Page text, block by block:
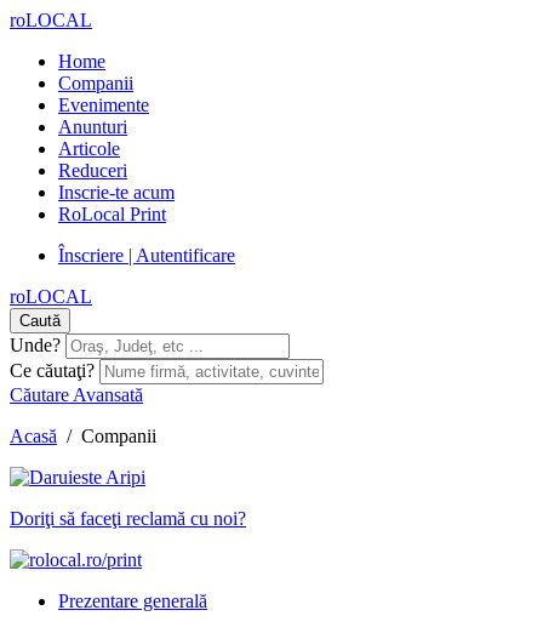
roLOCAL
Home
Companii
Evenimente
Anunturi
Articole
Reduceri
Inscrie-te acum
RoLocal Print
Înscriere | Autentificare
roLOCAL
Caută
Unde?
Ce căutaţi?
Căutare Avansată
Acasă / Companii
Doriţi să faceţi reclamă cu noi?
Prezentare generală